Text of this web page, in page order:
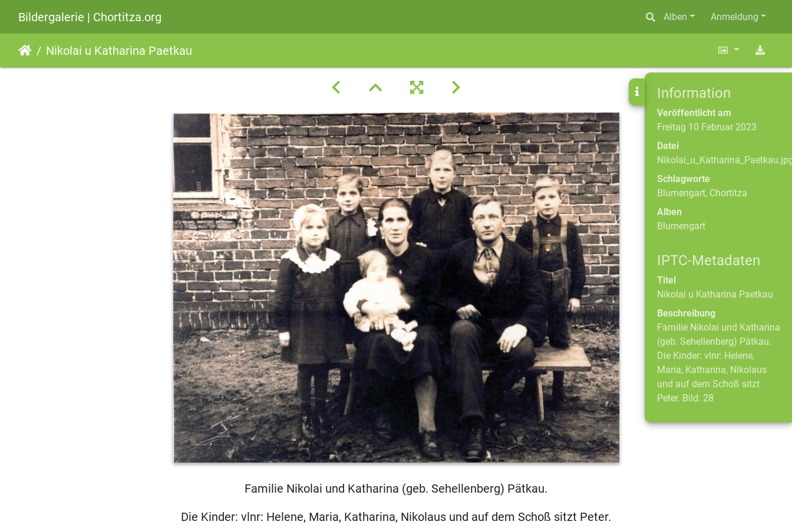
Bildergalerie | Chortitza.org Alben Anmeldung
Nikolai u Katharina Paetkau
Information
Veröffentlicht am
Freitag 10 Februar 2023
Datei
Schlagworte
Blumengart, Chortitza
Alben
Blumengart
IPTC-Metadaten
Titel
Nikolai u Katharina Paetkau
Beschreibung
Familie Nikolai und Katharina
(geb. Sehellenberg) Pätkau.
Die Kinder: vlnr: Helene,
Maria, Katharina, Nikolaus
und auf dem Schoß sitzt
Peter. Bild: 28
Familie Nikolai und Katharina (geb. Sehellenberg) Pätkau.
Die Kinder: vlnr: Helene, Maria, Katharina, Nikolaus und auf dem Schoß sitzt Peter.